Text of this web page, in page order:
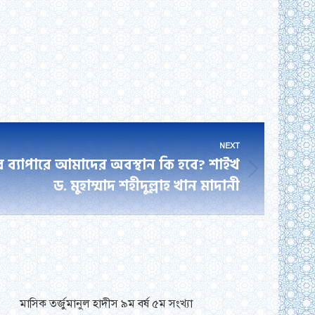
NEXT
ব্যাপারে আমাদের অবস্থান কি হবে? শাইখ
ড. মুহাম্মাদ শহীদুল্লাহ খান মাদানী
মাসিক তর্জুমানুল হাদীস ৯ম বর্ষ ৫ম সংখ্যা